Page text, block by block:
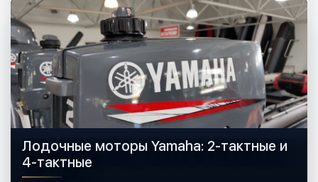
Лодочные моторы Yamaha: 2-тактные и
4-тактные